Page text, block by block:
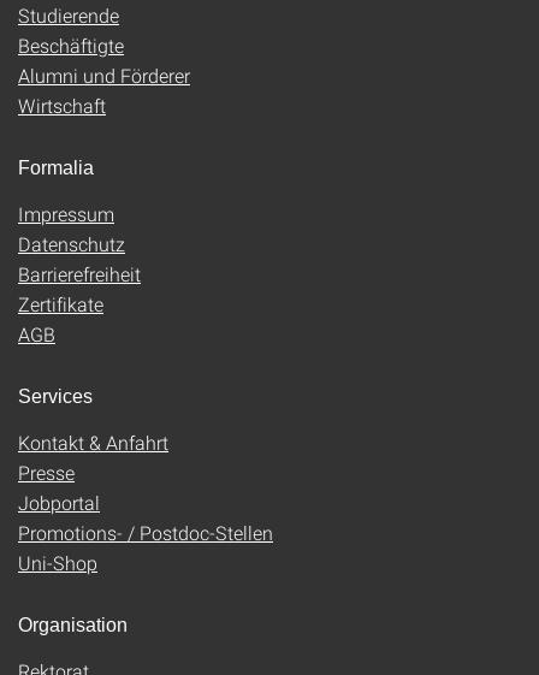
Studierende
Beschäftigte
Alumni und Förderer
Wirtschaft
Formalia
Impressum
Datenschutz
Barrierefreiheit
Zertifikate
AGB
Services
Kontakt & Anfahrt
Presse
Jobportal
Promotions- / Postdoc-Stellen
Uni-Shop
Organisation